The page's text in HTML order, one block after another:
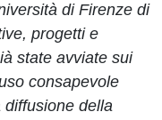
di Firenze di
progetti e
state avviate sui
consapevole
diffusione della